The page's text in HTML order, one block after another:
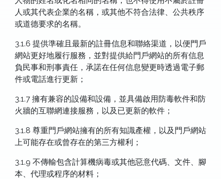
人或其代表企業的名稱，或其他不符合法律、公共秩序
或道德要求的名稱。
3.1.6 提供準確且最新的註冊信息和聯絡渠道，以便門戶
網站更好地履行服務，並對提供給門戶網站的所有信息
負民事和刑事責任，承諾在任何信息變更時透過電子郵
件或電話進行更新；
3.1.7 擁有兼容的設備和設備，並具備啟用防毒軟件和防
火牆的互聯網連接服務，以及已更新的軟件；
3.1.8 尊重門戶網站擁有的所有知識產權，以及門戶網站
上可能存在或曾存在的第三方權利；
3.1.9 不傳輸包含計算機病毒或其他惡意代碼、文件、腳
本、代理或程序的材料；